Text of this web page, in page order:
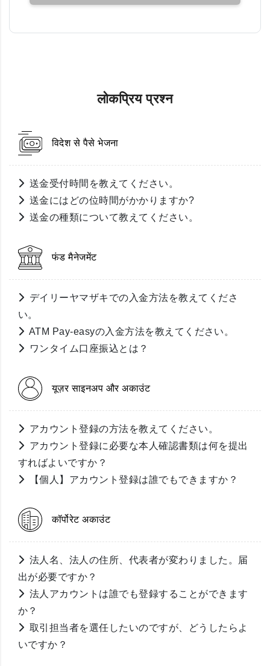
लोकप्रिय प्रश्न
विदेश से पैसे भेजना
送金受付時間を教えてください。
送金にはどの位時間がかかりますか?
送金の種類について教えてください。
फंड मैनेजमेंट
デイリーヤマザキでの入金方法を教えてくださ
い。
ATM Pay-easyの入金方法を教えてください。
ワンタイム口座振込とは？
यूज़र साइनअप और अकाउंट
アカウント登録の方法を教えてください。
アカウント登録に必要な本人確認書類は何を提出
すればよいですか？
【個人】アカウント登録は誰でもできますか？
कॉर्पोरेट अकाउंट
法人名、法人の住所、代表者が変わりました。届
出が必要ですか？
法人アカウントは誰でも登録することができます
か？
取引担当者を選任したいのですが、どうしたらよ
いですか？